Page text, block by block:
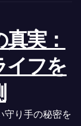
実：
イフを
守り手の秘密を